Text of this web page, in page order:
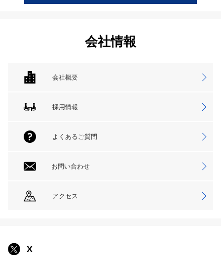
会社情報
会社概要
採用情報
よくあるご質問
お問い合わせ
アクセス
X